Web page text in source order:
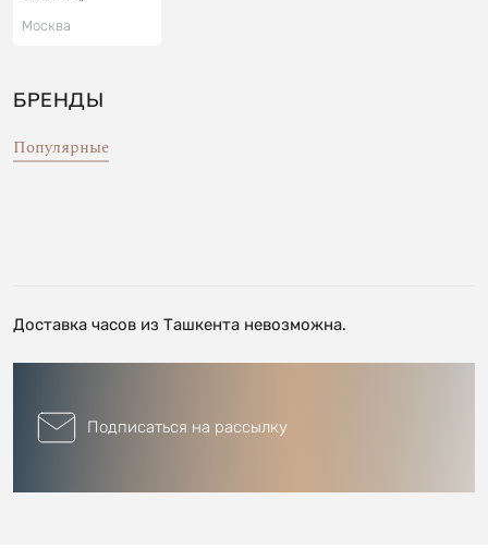
Москва
БРЕНДЫ
Популярные
Доставка часов из Ташкента невозможна.
Подписаться на рассылку